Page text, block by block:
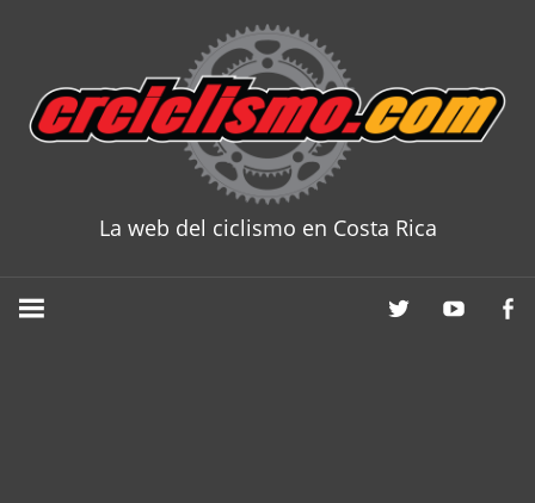
content
La web del ciclismo en Costa Rica